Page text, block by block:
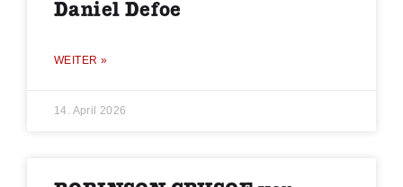
Daniel Defoe
WEITER »
14. April 2026